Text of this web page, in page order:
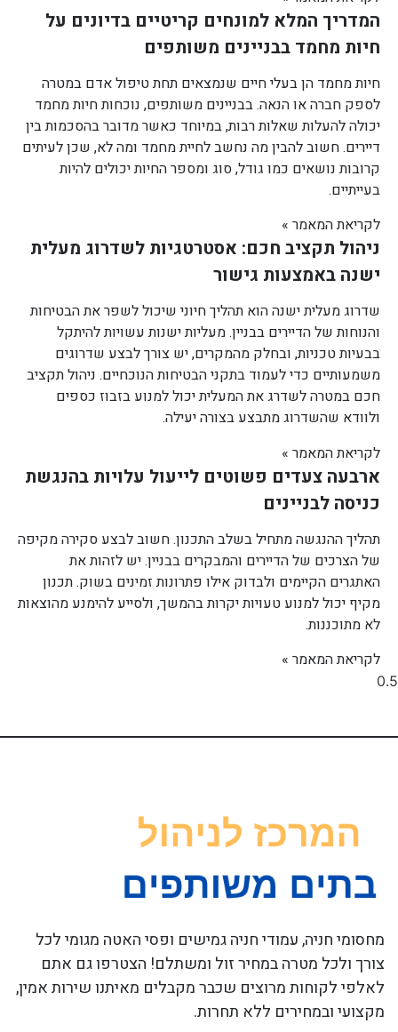
המדריך המלא למונחים קריטיים בדיונים על
חיות מחמד בבניינים משותפים
חיות מחמד הן בעלי חיים שנמצאים תחת טיפול אדם במטרה
לספק חברה או הנאה. בבניינים משותפים, נוכחות חיות מחמד
יכולה להעלות שאלות רבות, במיוחד כאשר מדובר בהסכמות בין
דיירים. חשוב להבין מה נחשב לחיית מחמד ומה לא, שכן לעיתים
קרובות נושאים כמו גודל, סוג ומספר החיות יכולים להיות
בעייתיים.
לקריאת המאמר »
ניהול תקציב חכם: אסטרטגיות לשדרוג מעלית
ישנה באמצעות גישור
שדרוג מעלית ישנה הוא תהליך חיוני שיכול לשפר את הבטיחות
והנוחות של הדיירים בבניין. מעליות ישנות עשויות להיתקל
בבעיות טכניות, ובחלק מהמקרים, יש צורך לבצע שדרוגים
משמעותיים כדי לעמוד בתקני הבטיחות הנוכחיים. ניהול תקציב
חכם במטרה לשדרג את המעלית יכול למנוע בזבוז כספים
ולוודא שהשדרוג מתבצע בצורה יעילה.
לקריאת המאמר »
ארבעה צעדים פשוטים לייעול עלויות בהנגשת
כניסה לבניינים
תהליך ההנגשה מתחיל בשלב התכנון. חשוב לבצע סקירה מקיפה
של הצרכים של הדיירים והמבקרים בבניין. יש לזהות את
האתגרים הקיימים ולבדוק אילו פתרונות זמינים בשוק. תכנון
מקיף יכול למנוע טעויות יקרות בהמשך, ולסייע להימנע מהוצאות
לא מתוכננות.
לקריאת המאמר »
מחסומי חניה, עמודי חניה גמישים ופסי האטה מגומי לכל
צורך ולכל מטרה במחיר זול ומשתלם! הצטרפו גם אתם
לאלפי לקוחות מרוצים שכבר מקבלים מאיתנו שירות אמין,
מקצועי ובמחירים ללא תחרות.